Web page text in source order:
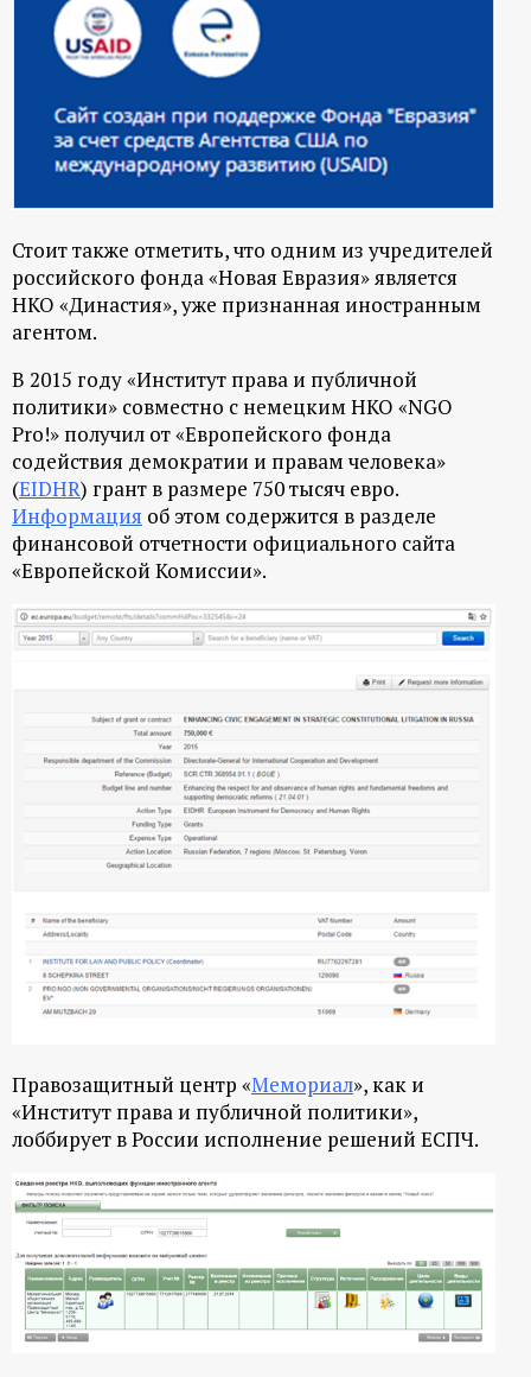
Стоит также отметить, что одним из учредителей
российского фонда «Новая Евразия» является
НКО «Династия», уже признанная иностранным
агентом.
В 2015 году «Институт права и публичной
политики» совместно с немецким НКО «NGO
Pro!» получил от «Европейского фонда
содействия демократии и правам человека»
(EIDHR) грант в размере 750 тысяч евро.
Информация об этом содержится в разделе
финансовой отчетности официального сайта
«Европейской Комиссии».
Правозащитный центр «Мемориал», как и
«Институт права и публичной политики»,
лоббирует в России исполнение решений ЕСПЧ.